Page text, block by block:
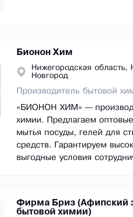
Бионон Хим
Нижегородская область,
Новгород
Производитель бытовой
«БИОНОН ХИМ» —
химии. Предлагаем
мытья посуды, гелей для
средств. Гарантируем
выгодные условия
Фирма Бриз (Афипский
бытовой химии)